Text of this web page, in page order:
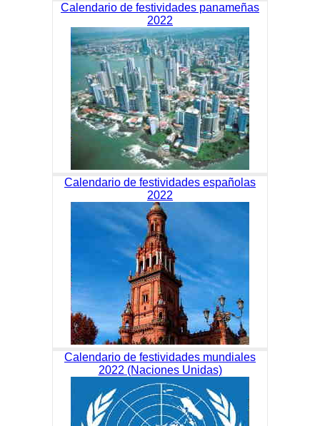
Calendario de festividades panameñas
2022
Calendario de festividades españolas
2022
Calendario de festividades mundiales
2022 (Naciones Unidas)